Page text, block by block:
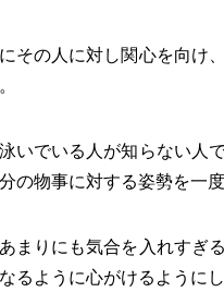
その人に対し関心を向け
いでいる人が知らない人
の物事に対する姿勢を一
まりにも気合を入れすぎ
るように心がけるように